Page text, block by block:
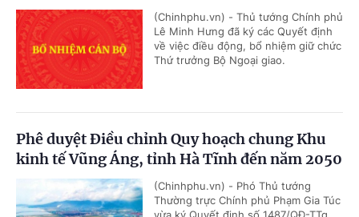
(Chinhphu.vn) - Thủ tướng Chính phủ
Lê Minh Hưng đã ký các Quyết định
về việc điều động, bổ nhiệm giữ chức
Thứ trưởng Bộ Ngoại giao.
Phê duyệt Điều chỉnh Quy hoạch chung Khu
kinh tế Vũng Áng, tỉnh Hà Tĩnh đến năm 2050
(Chinhphu.vn) - Phó Thủ tướng
Thường trực Chính phủ Phạm Gia Túc